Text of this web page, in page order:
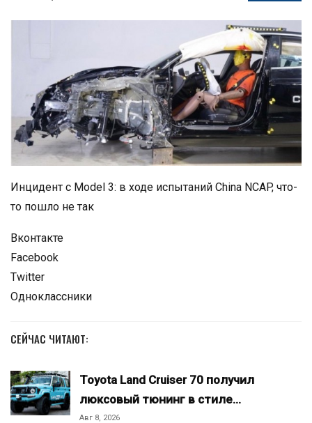
Инцидент с Model 3: в ходе испытаний China NCAP, что-
то пошло не так
Вконтакте
Facebook
Twitter
Одноклассники
СЕЙЧАС ЧИТАЮТ:
Toyota Land Cruiser 70 получил
люксовый тюнинг в стиле…
Авг 8, 2026